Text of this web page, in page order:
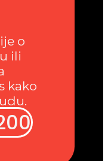
o
ili
kako